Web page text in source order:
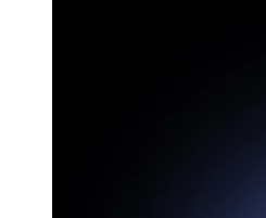
小米
长鑫
耳机
Xbox